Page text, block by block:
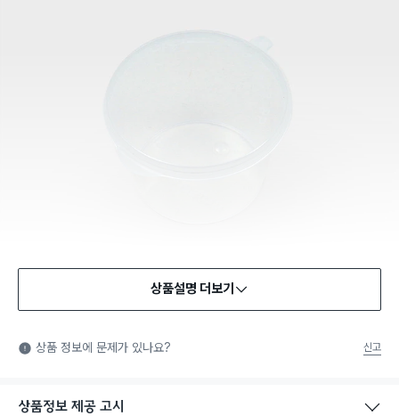
식품용 기구: 식품위생법에서 정한 규격에 따라 제조되어 식품 또
는 식품첨가물에 사용할 수 있는 식품용기구라는 표시입니다.
상품설명 더보기
상품 정보에 문제가 있나요? 신고
상품정보 제공 고시